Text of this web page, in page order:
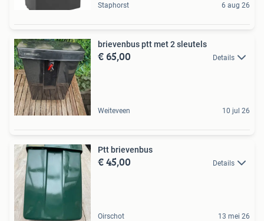
Staphorst 6 aug 26
brievenbus ptt met 2 sleutels
€ 65,00 Details
Weiteveen 10 jul 26
Ptt brievenbus
€ 45,00 Details
Oirschot 13 mei 26